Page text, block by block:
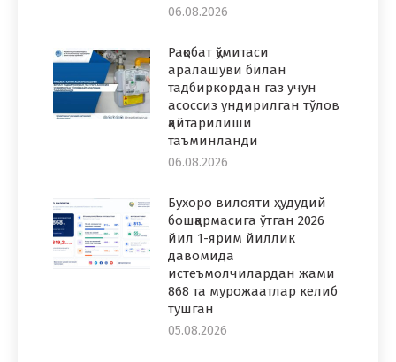
06.08.2026
Рақобат қўмитаси
аралашуви билан
тадбиркордан газ учун
асоссиз ундирилган тўлов
қайтарилиши
таъминланди
06.08.2026
Бухоро вилояти ҳудудий
бошқармасига ўтган 2026
йил 1-ярим йиллик
давомида
истеъмолчилардан жами
868 та мурожаатлар келиб
тушган
05.08.2026